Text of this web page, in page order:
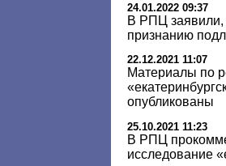
24.01.2022 09:37
В РПЦ заявили,
признанию
22.12.2021 11:07
Материалы по
опубликованы
25.10.2021 11:23
В РПЦ
исследование